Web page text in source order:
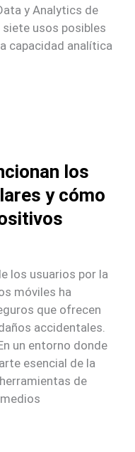
y Analytics de
siete usos posibles
capacidad analítica
los
y cómo
los usuarios por la
móviles ha
que ofrecen
accidentales.
un entorno donde
esencial de la
de